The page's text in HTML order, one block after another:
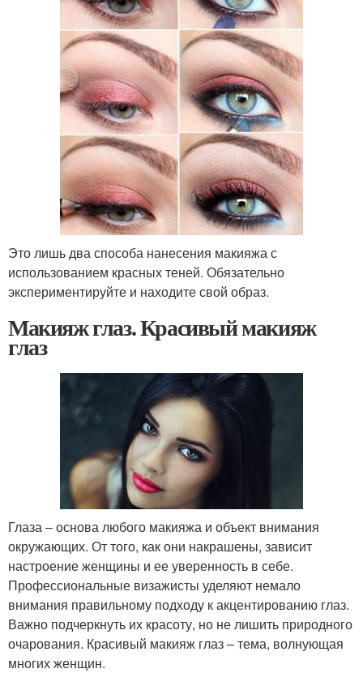
Это лишь два способа нанесения макияжа с
использованием красных теней. Обязательно
экспериментируйте и находите свой образ.
Макияж глаз. Красивый макияж
глаз
Глаза – основа любого макияжа и объект внимания
окружающих. От того, как они накрашены, зависит
настроение женщины и ее уверенность в себе.
Профессиональные визажисты уделяют немало
внимания правильному подходу к акцентированию глаз.
Важно подчеркнуть их красоту, но не лишить природного
очарования. Красивый макияж глаз – тема, волнующая
многих женщин.